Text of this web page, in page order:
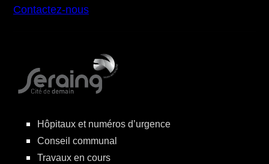
Contactez-nous
Hôpitaux et numéros d’urgence
Conseil communal
Travaux en cours